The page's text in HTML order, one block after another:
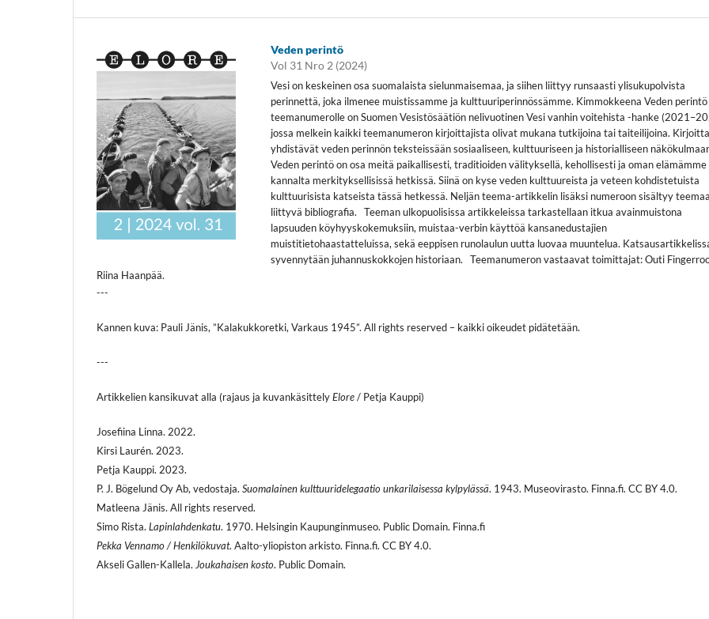
Veden perintö
Vol 31 Nro 2 (2024)
Vesi on keskeinen osa suomalaista sielunmaisemaa, ja siihen liittyy runsaasti ylisukupolvista
perinnettä, joka ilmenee muistissamme ja kulttuuriperinnössämme. Kimmokkeena Veden perintö
teemanumerolle on Suomen Vesistösäätiön nelivuotinen Vesi vanhin voitehista -hanke
jossa melkein kaikki teemanumeron kirjoittajista olivat mukana tutkijoina tai taiteilijoina.
yhdistävät veden perinnön teksteissään sosiaaliseen, kulttuuriseen ja historialliseen
Veden perintö on osa meitä paikallisesti, traditioiden välityksellä, kehollisesti ja oman elämämme
kannalta merkityksellisissä hetkissä. Siinä on kyse veden kulttuureista ja veteen kohdistetuista
kulttuurisista katseista tässä hetkessä. Neljän teema-artikkelin lisäksi numeroon sisältyy
liittyvä bibliografia. Teeman ulkopuolisissa artikkeleissa tarkastellaan itkua avainmuistona
lapsuuden köyhyyskokemuksiin, muistaa-verbin käyttöä kansanedustajien
muistitietohaastatteluissa, sekä eeppisen runolaulun uutta luovaa muuntelua.
syvennytään juhannuskokkojen historiaan. Teemanumeron vastaavat toimittajat: Outi
Riina Haanpää.
---
Kannen kuva: Pauli Jänis, ”Kalakukkoretki, Varkaus 1945”. All rights reserved – kaikki oikeudet pidätetään.
---
Artikkelien kansikuvat alla (rajaus ja kuvankäsittelyElore/ Petja Kauppi)
Josefiina Linna. 2022.
Kirsi Laurén. 2023.
Petja Kauppi. 2023.
P. J. Bögelund Oy Ab, vedostaja. Suomalainen kulttuuridelegaatio unkarilaisessa kylpylässä. 1943. Museovirasto. Finna.fi. CC BY 4.0.
Matleena Jänis. All rights reserved.
Simo Rista. Lapinlahdenkatu. 1970. Helsingin Kaupunginmuseo. Public Domain. Finna.fi
Pekka Vennamo / Henkilökuvat. Aalto-yliopiston arkisto. Finna.fi. CC BY 4.0.
Akseli Gallen-Kallela. Joukahaisen kosto. Public Domain.